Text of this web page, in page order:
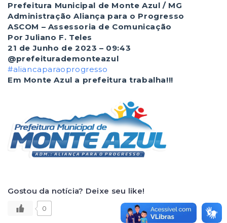
Prefeitura Municipal de Monte Azul / MG
Administração Aliança para o Progresso
ASCOM – Assessoria de Comunicação
Por Juliano F. Teles
21 de Junho de 2023 – 09:43
@prefeiturademonteazul
#aliancaparaoprogresso
Em Monte Azul a prefeitura trabalha!!!
Gostou da notícia? Deixe seu like!
0